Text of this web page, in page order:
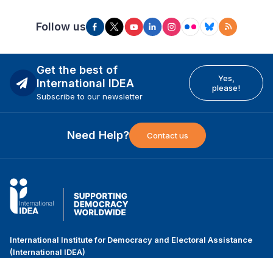
Follow us
Get the best of
International IDEA
Subscribe to our newsletter
Yes,
please!
Need Help? Contact us
International Institute for Democracy and Electoral Assistance
(International IDEA)